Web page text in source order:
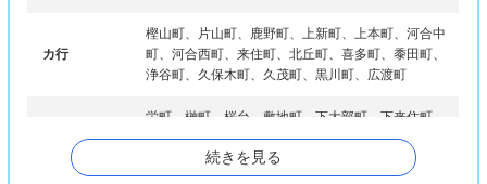
カ行
樫山町、片山町、鹿野町、上新町、上本町、河合中
町、河合西町、来住町、北丘町、喜多町、黍田町、
浄谷町、久保木町、久茂町、黒川町、広渡町
栄町、榊町、桜台、敷地町、下大部町、下来住町、
昭和町、新部町、神明町、菅田町、住永町、住吉
町、曽根町続きを見る